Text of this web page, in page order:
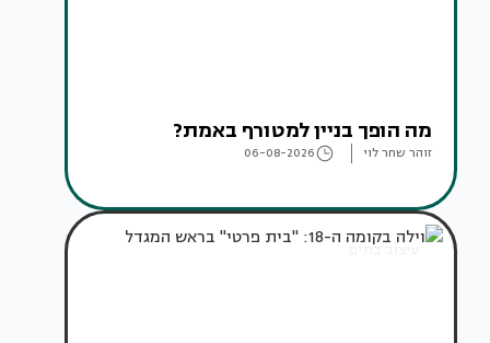
מה הופך בניין למטורף באמת?
זוהר שחר לוי 06-08-2026
עיצוב בתים